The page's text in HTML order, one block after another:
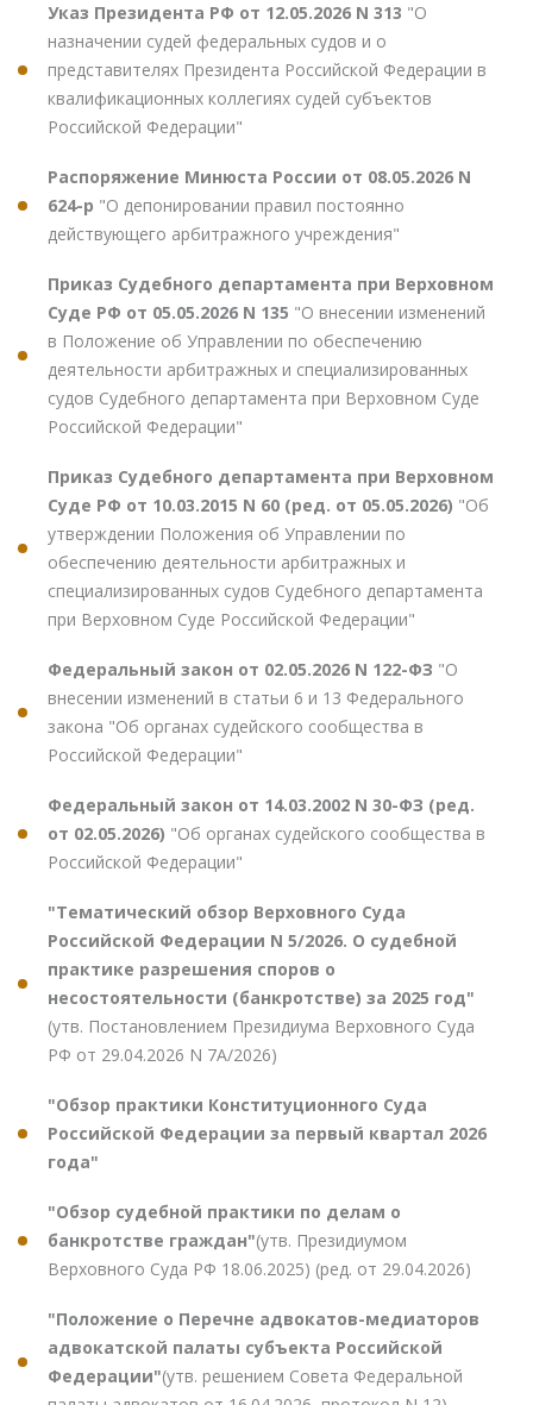
Указ Президента РФ от 12.05.2026 N 313 "О
назначении судей федеральных судов и о
представителях Президента Российской Федерации в
квалификационных коллегиях судей субъектов
Российской Федерации"
Распоряжение Минюста России от 08.05.2026 N
624-р "О депонировании правил постоянно
действующего арбитражного учреждения"
Приказ Судебного департамента при Верховном
Суде РФ от 05.05.2026 N 135 "О внесении изменений
в Положение об Управлении по обеспечению
деятельности арбитражных и специализированных
судов Судебного департамента при Верховном Суде
Российской Федерации"
Приказ Судебного департамента при Верховном
Суде РФ от 10.03.2015 N 60 (ред. от 05.05.2026) "Об
утверждении Положения об Управлении по
обеспечению деятельности арбитражных и
специализированных судов Судебного департамента
при Верховном Суде Российской Федерации"
Федеральный закон от 02.05.2026 N 122-ФЗ "О
внесении изменений в статьи 6 и 13 Федерального
закона "Об органах судейского сообщества в
Российской Федерации"
Федеральный закон от 14.03.2002 N 30-ФЗ (ред.
от 02.05.2026) "Об органах судейского сообщества в
Российской Федерации"
"Тематический обзор Верховного Суда
Российской Федерации N 5/2026. О судебной
практике разрешения споров о
несостоятельности (банкротстве) за 2025 год"
(утв. Постановлением Президиума Верховного Суда
РФ от 29.04.2026 N 7А/2026)
"Обзор практики Конституционного Суда
Российской Федерации за первый квартал 2026
года"
"Обзор судебной практики по делам о
банкротстве граждан"(утв. Президиумом
Верховного Суда РФ 18.06.2025) (ред. от 29.04.2026)
"Положение о Перечне адвокатов-медиаторов
адвокатской палаты субъекта Российской
Федерации"(утв. решением Совета Федеральной